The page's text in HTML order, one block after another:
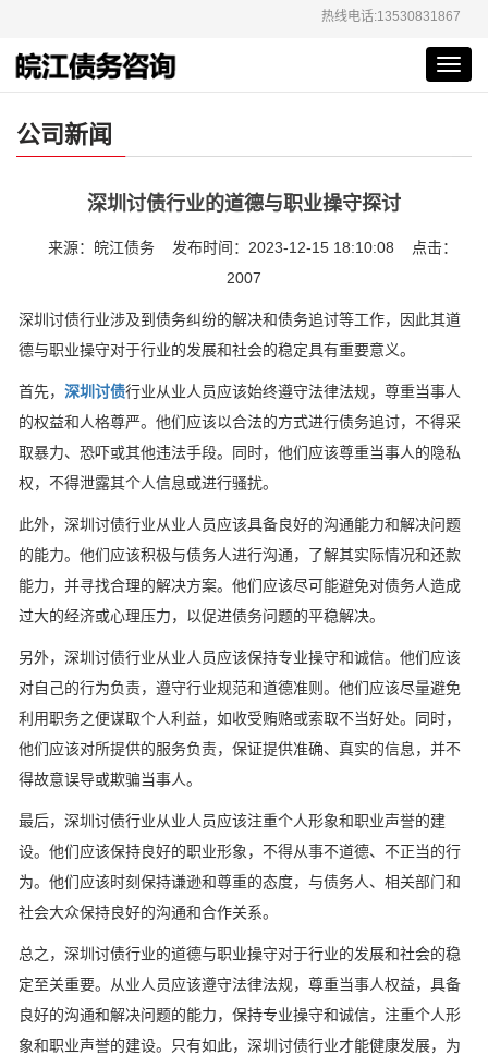
热线电话:13530831867
公司新闻
深圳讨债行业的道德与职业操守探讨
来源：皖江债务 发布时间：2023-12-15 18:10:08 点击：
2007
深圳讨债行业涉及到债务纠纷的解决和债务追讨等工作，因此其道
德与职业操守对于行业的发展和社会的稳定具有重要意义。
首先， 深圳讨债行业从业人员应该始终遵守法律法规，尊重当事人
的权益和人格尊严。他们应该以合法的方式进行债务追讨，不得采
取暴力、恐吓或其他违法手段。同时，他们应该尊重当事人的隐私
权，不得泄露其个人信息或进行骚扰。
此外，深圳讨债行业从业人员应该具备良好的沟通能力和解决问题
的能力。他们应该积极与债务人进行沟通，了解其实际情况和还款
能力，并寻找合理的解决方案。他们应该尽可能避免对债务人造成
过大的经济或心理压力，以促进债务问题的平稳解决。
另外，深圳讨债行业从业人员应该保持专业操守和诚信。他们应该
对自己的行为负责，遵守行业规范和道德准则。他们应该尽量避免
利用职务之便谋取个人利益，如收受贿赂或索取不当好处。同时，
他们应该对所提供的服务负责，保证提供准确、真实的信息，并不
得故意误导或欺骗当事人。
最后，深圳讨债行业从业人员应该注重个人形象和职业声誉的建
设。他们应该保持良好的职业形象，不得从事不道德、不正当的行
为。他们应该时刻保持谦逊和尊重的态度，与债务人、相关部门和
社会大众保持良好的沟通和合作关系。
总之，深圳讨债行业的道德与职业操守对于行业的发展和社会的稳
定至关重要。从业人员应该遵守法律法规，尊重当事人权益，具备
良好的沟通和解决问题的能力，保持专业操守和诚信，注重个人形
象和职业声誉的建设。只有如此，深圳讨债行业才能健康发展，为